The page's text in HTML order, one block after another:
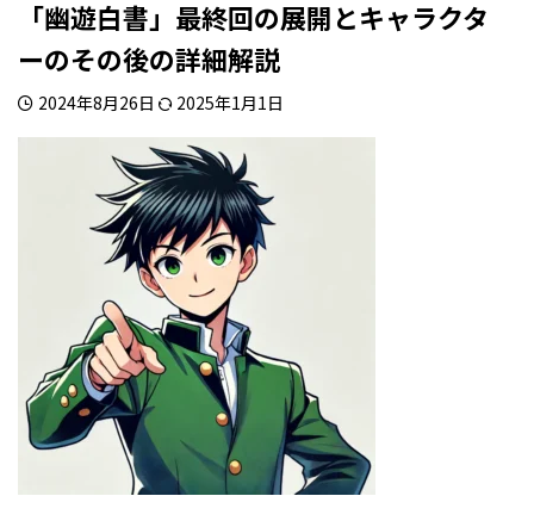
「幽遊白書」最終回の展開とキャラクタ
ーのその後の詳細解説
2024年8月26日 2025年1月1日